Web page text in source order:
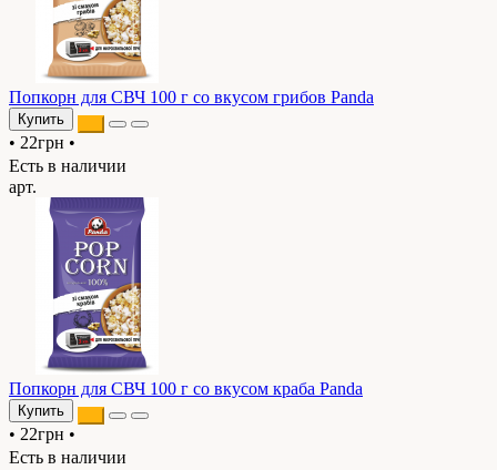
Попкорн для СВЧ 100 г со вкусом грибов Panda
Купить
• 22грн •
Есть в наличии
арт.
Попкорн для СВЧ 100 г со вкусом краба Panda
Купить
• 22грн •
Есть в наличии